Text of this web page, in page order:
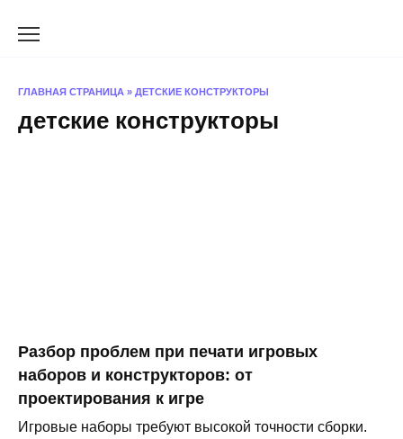
ГЛАВНАЯ СТРАНИЦА » ДЕТСКИЕ КОНСТРУКТОРЫ
детские конструкторы
Разбор проблем при печати игровых
наборов и конструкторов: от
проектирования к игре
Игровые наборы требуют высокой точности сборки.